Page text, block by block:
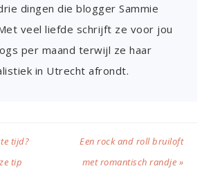
dingen die blogger Sammie
veel liefde schrijft ze voor jou
per maand terwijl ze haar
in Utrecht afrondt.
tijd?
tip
Een rock and roll bruiloft
met romantisch randje »